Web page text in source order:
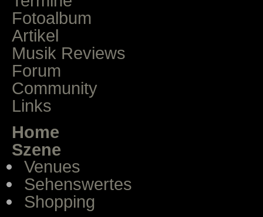
Fotoalbum
Artikel
Musik Reviews
Forum
Community
Links
Home
Szene
Venues
Sehenswertes
Shopping